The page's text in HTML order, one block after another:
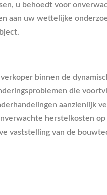
u behoedt voor
aan uw wettelijke
binnen de
die
aanzienlijk
herstelkosten
vaststelling van de